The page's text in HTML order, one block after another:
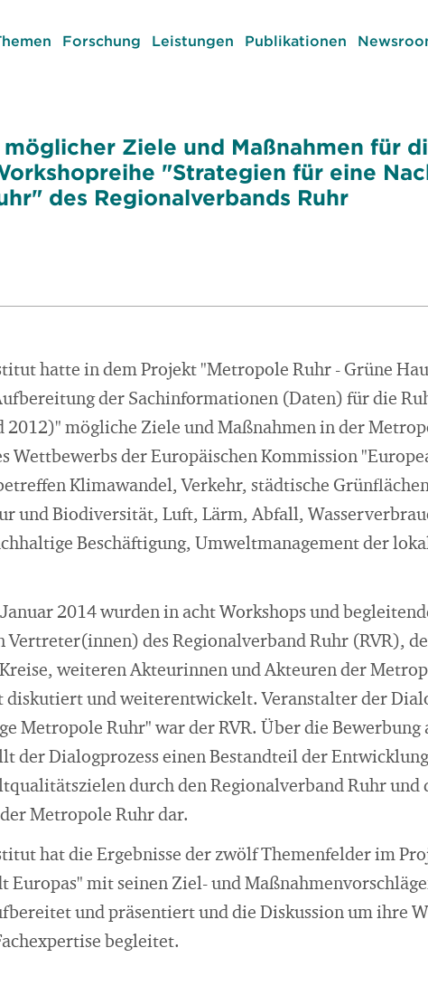
Forschung Leistungen Publikationen
Ziele und Maßnahmen für
"Strategien für eine
des Regionalverbands Ruhr
hatte in dem Projekt "Metropole Ruhr - Grüne
der Sachinformationen (Daten) für die
2012)" mögliche Ziele und Maßnahmen in der
Wettbewerbs der Europäischen Kommission
Klimawandel, Verkehr, städtische
und Biodiversität, Luft, Lärm, Abfall,
Beschäftigung, Umweltmanagement der
2014 wurden in acht Workshops und
Vertreter(innen) des Regionalverband Ruhr (RVR),
weiteren Akteurinnen und Akteuren der
diskutiert und weiterentwickelt. Veranstalter der
Metropole Ruhr" war der RVR. Über die Bewerbung
der Dialogprozess einen Bestandteil der
durch den Regionalverband Ruhr und
Metropole Ruhr dar.
hat die Ergebnisse der zwölf Themenfelder im
Europas" mit seinen Ziel- und
und präsentiert und die Diskussion um ihre
begleitet.